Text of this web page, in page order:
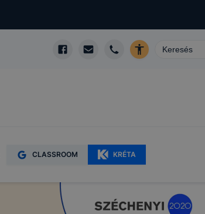
CLASSROOM KRÉTA